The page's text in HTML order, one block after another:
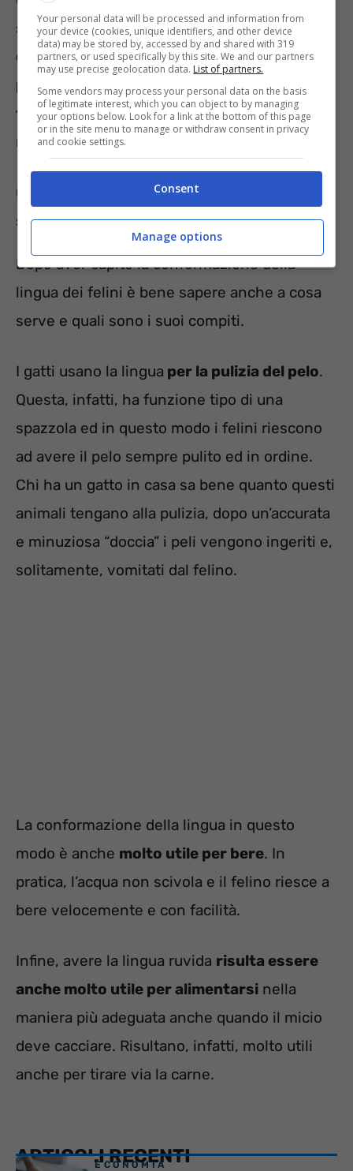
singolarità ed è bene approfondirle.La lingua
dei felini è caratterizzata da alcune
prominenze che prendono il nome di papille
filiformi. Questi rendono la lingua dei felini
ruvida ed utile a diverse cose.
Gatti e lingua ruvida: ecco qual è la
sua funzione nei felini
Dopo aver capito la conformazione della
lingua dei felini è bene sapere anche a cosa
serve e quali sono i suoi compiti.
I gatti usano la lingua per la pulizia del pelo.
Questa, infatti, ha funzione tipo di una
spazzola ed in questo modo i felini riescono
ad avere il pelo sempre pulito ed in ordine.
Chi ha un gatto in casa sa bene quanto questi
animali tengano alla pulizia, dopo un’accurata
e minuziosa “doccia” i peli vengono ingeriti e,
solitamente, vomitati dal felino.
La conformazione della lingua in questo
modo è anche molto utile per bere. In
pratica, l’acqua non scivola e il felino riesce a
bere velocemente e con facilità.
Infine, avere la lingua ruvida risulta essere
anche molto utile per alimentarsi nella
maniera più adeguata anche quando il micio
deve cacciare. Risultano, infatti, molto utili
anche per tirare via la carne.
ARTICOLI RECENTI
ECONOMIA
Your personal data will be processed and information from
your device (cookies, unique identifiers, and other device
data) may be stored by, accessed by and shared with 319
partners, or used specifically by this site. We and our partners
may use precise geolocation data. List of partners.
Some vendors may process your personal data on the basis
of legitimate interest, which you can object to by managing
your options below. Look for a link at the bottom of this page
or in the site menu to manage or withdraw consent in privacy
and cookie settings.
Consent
Manage options